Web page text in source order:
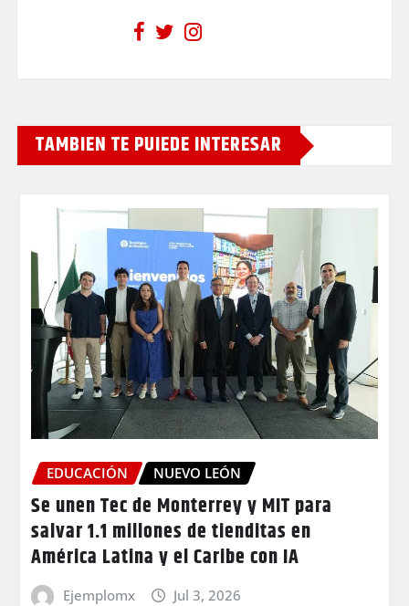
TAMBIEN TE PUIEDE INTERESAR
EDUCACIÓN NUEVO LEÓN
Se unen Tec de Monterrey y MIT para
salvar 1.1 millones de tienditas en
América Latina y el Caribe con IA
Ejemplomx Jul 3, 2026